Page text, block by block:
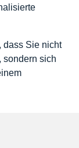
dass Sie nicht
sondern sich